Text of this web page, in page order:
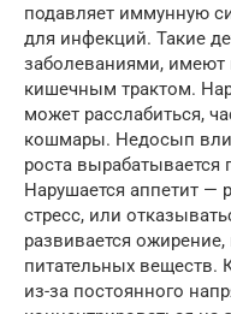
подавляет иммунную
для инфекций. Такие
заболеваниями,
кишечным трактом.
может расслабиться,
кошмары. Недосып
роста
Нарушается аппетит —
стресс, или
развивается
питательных веществ.
из-за постоянного